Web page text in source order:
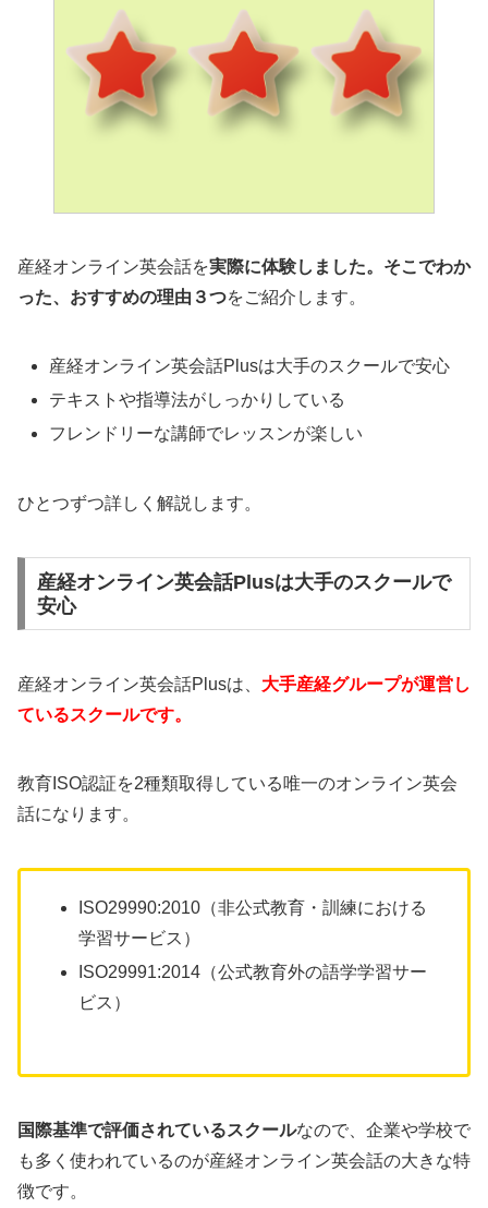
産経オンライン英会話を実際に体験しました。そこでわか
った、おすすめの理由３つをご紹介します。
産経オンライン英会話Plusは大手のスクールで安心
テキストや指導法がしっかりしている
フレンドリーな講師でレッスンが楽しい
ひとつずつ詳しく解説します。
産経オンライン英会話Plusは大手のスクールで
安心
産経オンライン英会話Plusは、 大手産経グループが運営し
ているスクールです。
教育ISO認証を2種類取得している唯一のオンライン英会
話になります。
ISO29990:2010（非公式教育・訓練における
学習サービス）
ISO29991:2014（公式教育外の語学学習サー
ビス）
国際基準で評価されているスクールなので、企業や学校で
も多く使われているのが産経オンライン英会話の大きな特
徴です。